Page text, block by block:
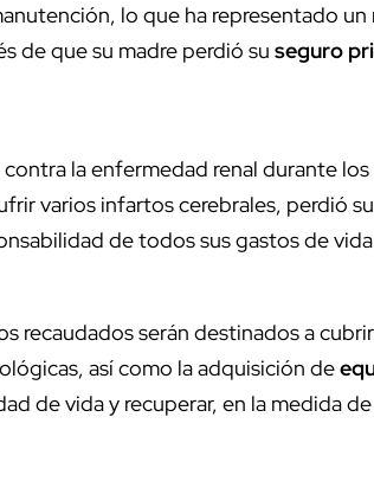
lo que ha representado
de que su madre perdió su seguro
la enfermedad renal durante
varios infartos cerebrales, perdió
de todos sus gastos de
recaudados serán destinados a cubrir
así como la adquisición de
de vida y recuperar, en la medida